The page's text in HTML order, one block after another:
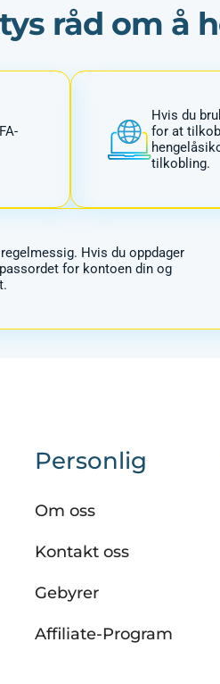
råd om å
Hvis du
for at
tilkobling.
Hvis du oppdager
for kontoen din og
Personlig
Om oss
Kontakt oss
Gebyrer
Affiliate-Program